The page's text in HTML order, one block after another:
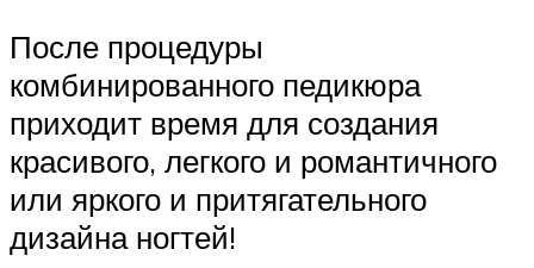
После процедуры
комбинированного педикюра
приходит время для создания
красивого, легкого и романтичного
или яркого и притягательного
дизайна ногтей!